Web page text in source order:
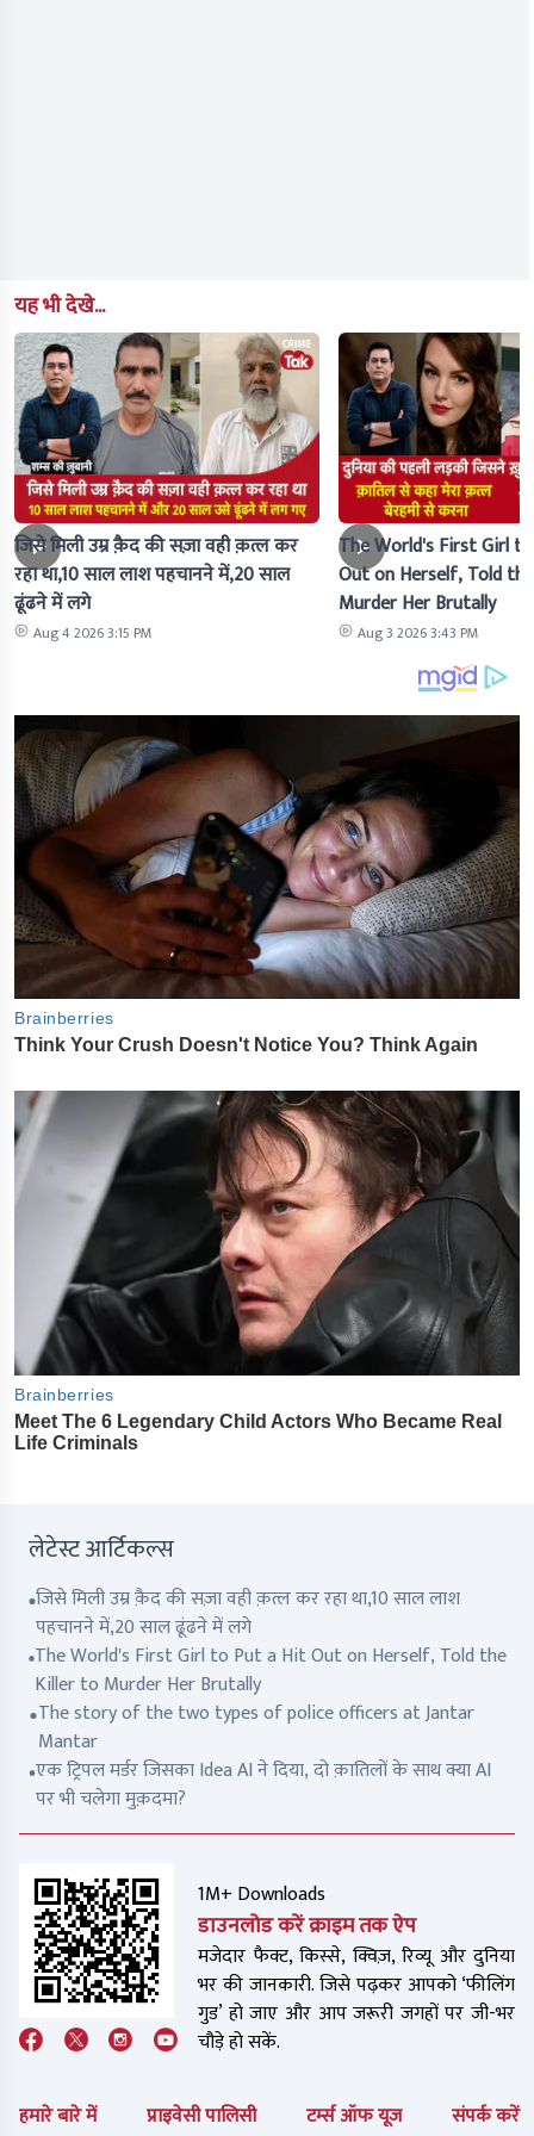
यह भी देखे...
जिसे मिली उम्र क़ैद की सज़ा वही क़त्ल कर
रहा था,10 साल लाश पहचानने में,20 साल
ढूंढने में लगे
Aug 4 2026 3:15 PM
The World's First Girl
Out on Herself, Told
Murder Her Brutally
Aug 3 2026 3:43 PM
लेटेस्ट आर्टिकल्स
जिसे मिली उम्र क़ैद की सज़ा वही क़त्ल कर रहा था,10 साल लाश
पहचानने में,20 साल ढूंढने में लगे
The World's First Girl to Put a Hit Out on Herself, Told the
Killer to Murder Her Brutally
The story of the two types of police officers at Jantar
Mantar
एक ट्रिपल मर्डर जिसका Idea AI ने दिया, दो क़ातिलों के साथ क्या AI
पर भी चलेगा मुक़दमा?
1M+ Downloads
डाउनलोड करें क्राइम तक ऐप
मजेदार फैक्ट, किस्से, क्विज़, रिव्यू और दुनिया
भर की जानकारी. जिसे पढ़कर आपको ‘फीलिंग
गुड’ हो जाए और आप जरूरी जगहों पर जी-भर
चौड़े हो सकें.
हमारे बारे में प्राइवेसी पालिसी टर्म्स ऑफ यूज संपर्क करें